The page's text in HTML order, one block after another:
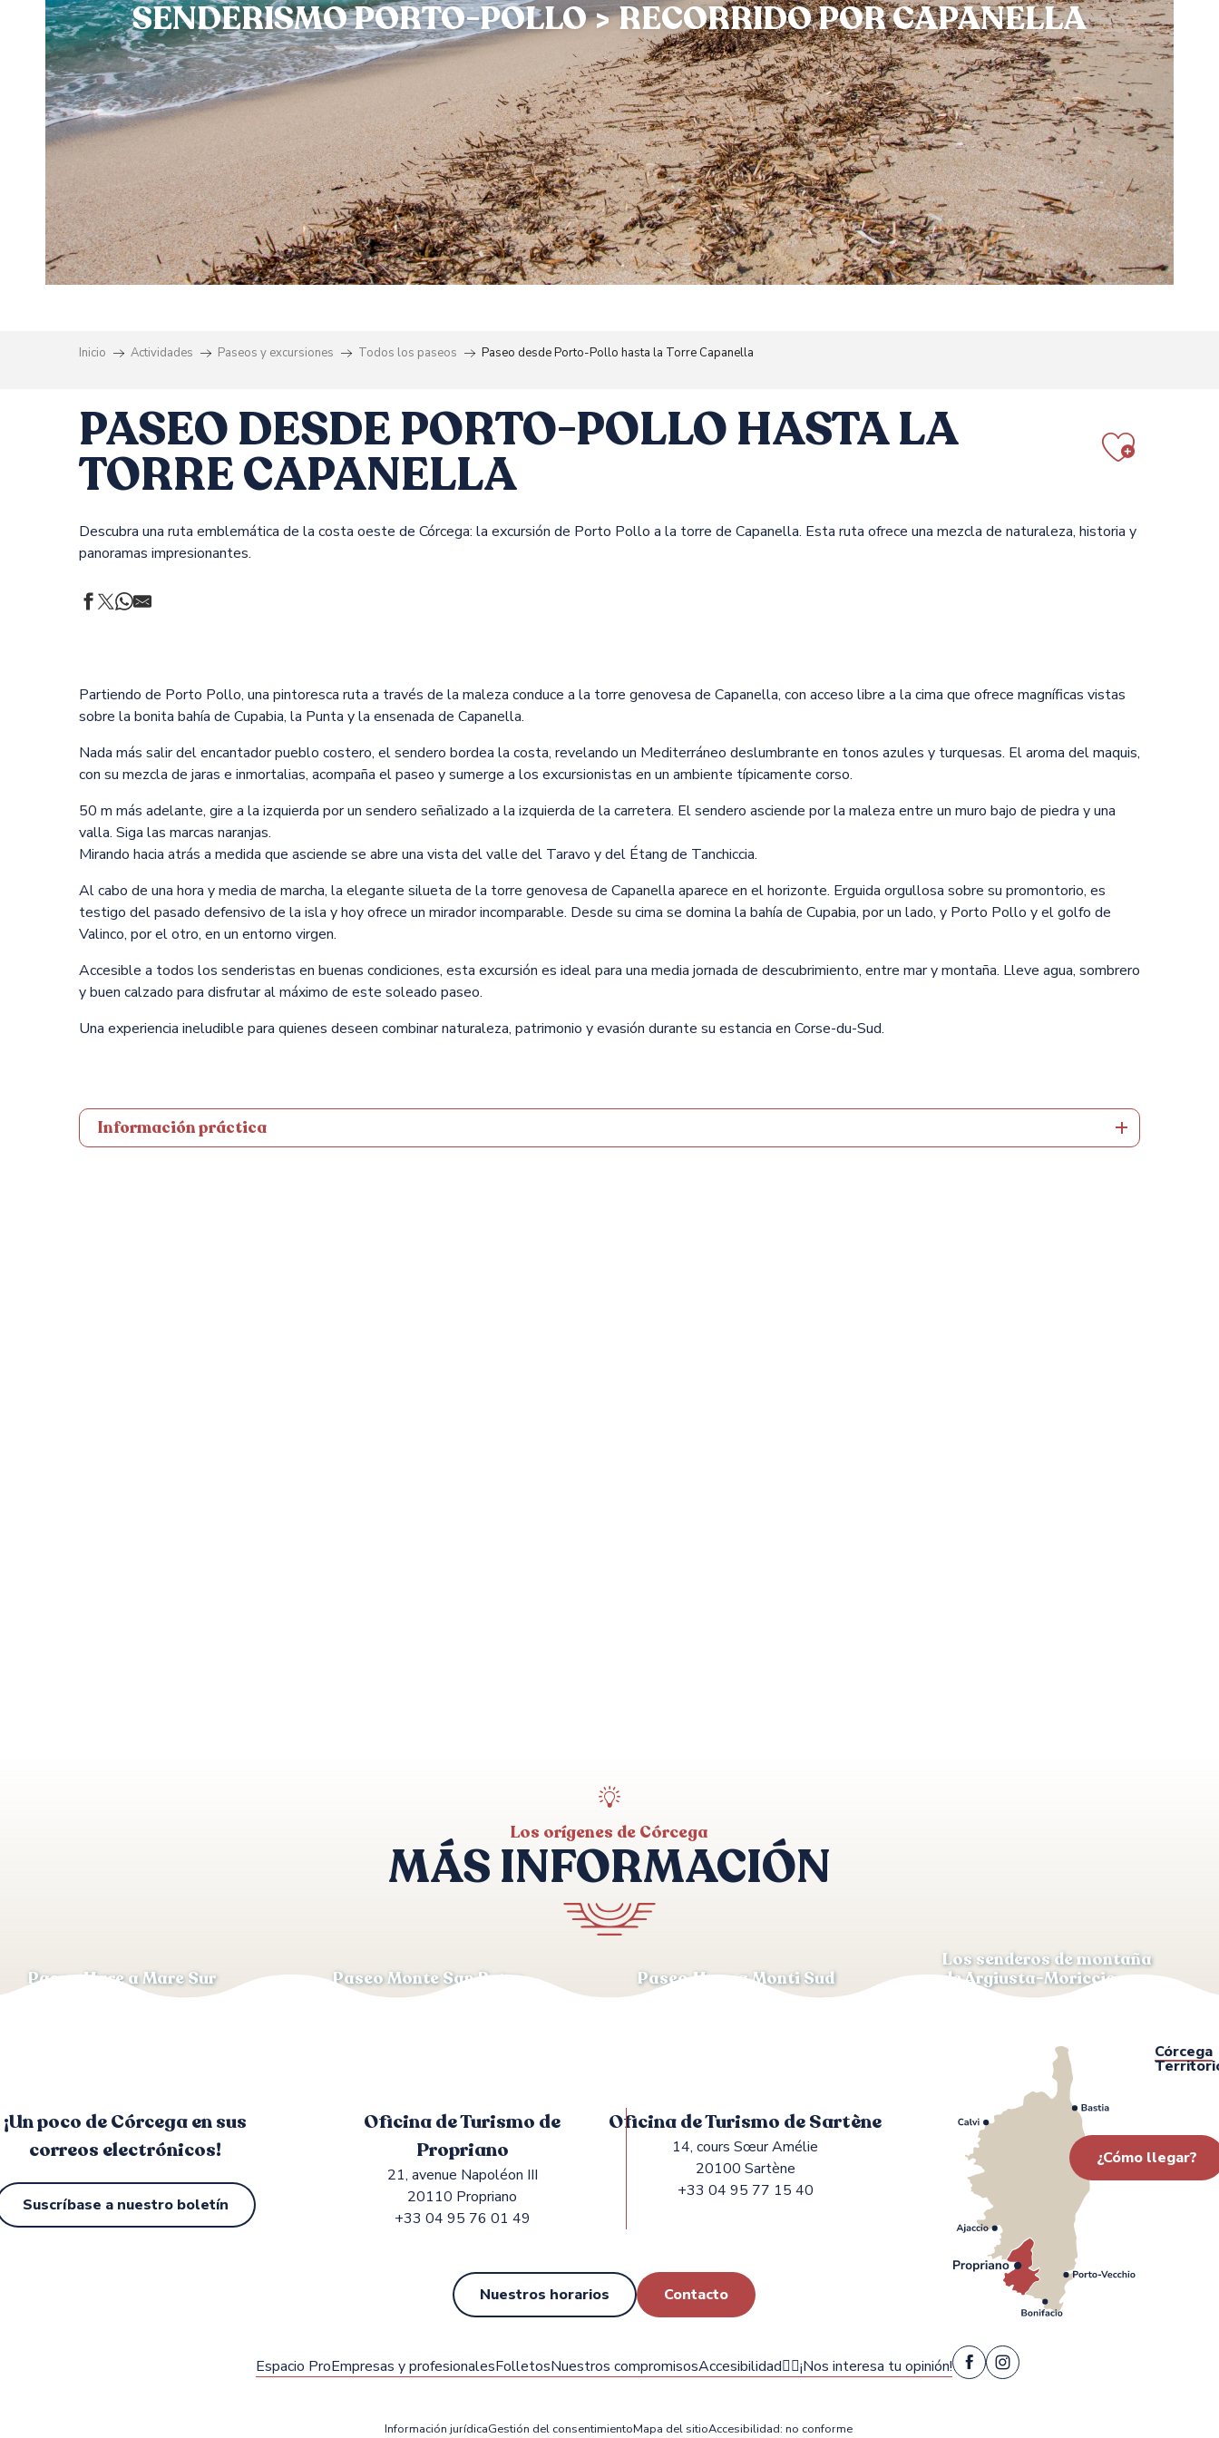
SENDERISMO PORTO-POLLO > RECORRIDO POR CAPANELLA
Inicio Actividades Paseos y excursiones Todos los paseos Paseo desde Porto-Pollo hasta la Torre Capanella
PASEO DESDE PORTO-POLLO HASTA LA
TORRE CAPANELLA
Descubra una ruta emblemática de la costa oeste de Córcega: la excursión de Porto Pollo a la torre de Capanella. Esta ruta ofrece una mezcla de naturaleza, historia y
panoramas impresionantes.
Partiendo de Porto Pollo, una pintoresca ruta a través de la maleza conduce a la torre genovesa de Capanella, con acceso libre a la cima que ofrece magníficas vistas
sobre la bonita bahía de Cupabia, la Punta y la ensenada de Capanella.
Nada más salir del encantador pueblo costero, el sendero bordea la costa, revelando un Mediterráneo deslumbrante en tonos azules y turquesas. El aroma del maquis,
con su mezcla de jaras e inmortalias, acompaña el paseo y sumerge a los excursionistas en un ambiente típicamente corso.
50 m más adelante, gire a la izquierda por un sendero señalizado a la izquierda de la carretera. El sendero asciende por la maleza entre un muro bajo de piedra y una
valla. Siga las marcas naranjas.
Mirando hacia atrás a medida que asciende se abre una vista del valle del Taravo y del Étang de Tanchiccia.
Al cabo de una hora y media de marcha, la elegante silueta de la torre genovesa de Capanella aparece en el horizonte. Erguida orgullosa sobre su promontorio, es
testigo del pasado defensivo de la isla y hoy ofrece un mirador incomparable. Desde su cima se domina la bahía de Cupabia, por un lado, y Porto Pollo y el golfo de
Valinco, por el otro, en un entorno virgen.
Accesible a todos los senderistas en buenas condiciones, esta excursión es ideal para una media jornada de descubrimiento, entre mar y montaña. Lleve agua, sombrero
y buen calzado para disfrutar al máximo de este soleado paseo.
Una experiencia ineludible para quienes deseen combinar naturaleza, patrimonio y evasión durante su estancia en Corse-du-Sud.
Información práctica
Los orígenes de Córcega
MÁS INFORMACIÓN
Paseo Mare a Mare Sur Paseo Monte San Petru Paseo Mare a Monti Sud
Los senderos de montaña
de Argiusta-Moriccio
¡Un poco de Córcega en sus
correos electrónicos!
Suscríbase a nuestro boletín
Oficina de Turismo de
Propriano
21, avenue Napoléon III
20110 Propriano
+33 04 95 76 01 49
Oficina de Turismo de Sartène
14, cours Sœur Amélie
20100 Sartène
+33 04 95 77 15 40
Nuestros horarios Contacto
Espacio ProEmpresas y profesionalesFolletosNuestros compromisosAccesibilidad✍🏻¡Nos interesa tu opinión!
Córcega
¿Cómo llegar?
Información jurídicaGestión del consentimientoMapa del sitioAccesibilidad: no conforme